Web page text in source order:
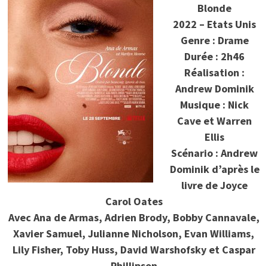
Blonde
2022 – Etats Unis
Genre : Drame
Durée : 2h46
Réalisation :
Andrew Dominik
Musique : Nick
Cave et Warren
Ellis
Scénario : Andrew
Dominik d’après le
livre de Joyce
Carol Oates
Avec Ana de Armas, Adrien Brody, Bobby Cannavale,
Xavier Samuel, Julianne Nicholson, Evan Williams,
Lily Fisher, Toby Huss, David Warshofsky et Caspar